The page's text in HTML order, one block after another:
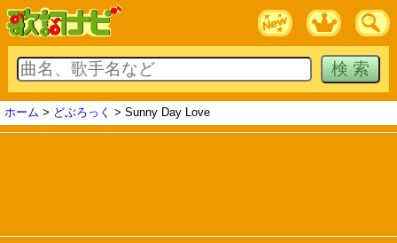
ホーム > どぶろっく > Sunny Day Love